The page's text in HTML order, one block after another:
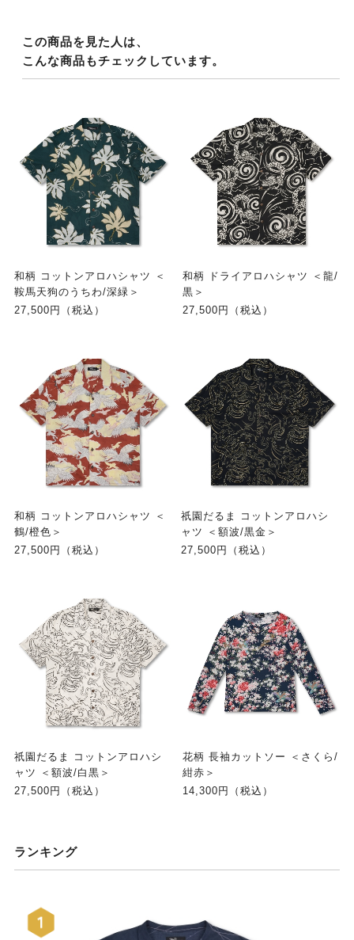
この商品を見た人は、
こんな商品もチェックしています。
和柄 コットンアロハシャツ ＜
鞍馬天狗のうちわ/深緑＞
27,500円（税込）
和柄 ドライアロハシャツ ＜龍/
黒＞
27,500円（税込）
和柄 コットンアロハシャツ ＜
鶴/橙色＞
27,500円（税込）
祇園だるま コットンアロハシ
ャツ ＜額波/黒金＞
27,500円（税込）
祇園だるま コットンアロハシ
ャツ ＜額波/白黒＞
27,500円（税込）
花柄 長袖カットソー ＜さくら/
紺赤＞
14,300円（税込）
ランキング